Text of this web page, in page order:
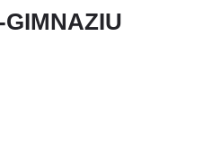
GIMNAZIU